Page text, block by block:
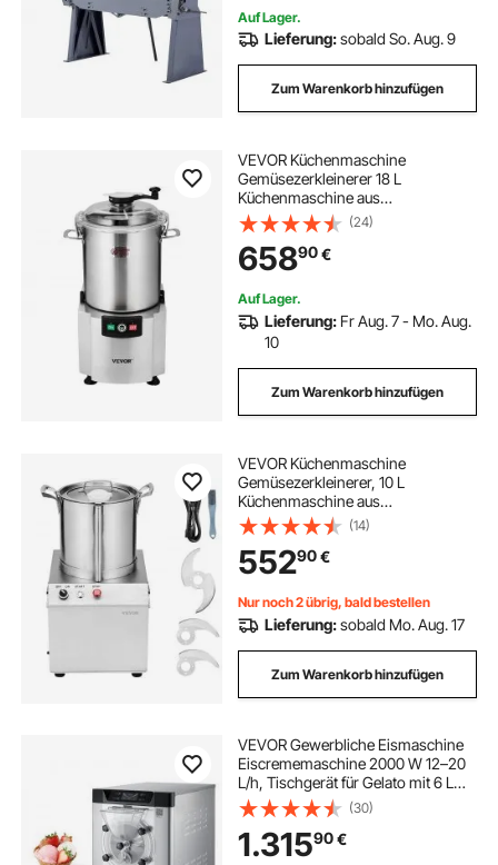
Auf Lager.
Lieferung:sobald So. Aug. 9
Zum Warenkorb hinzufügen
VEVOR Küchenmaschine
Gemüsezerkleinerer 18 L
Küchenmaschine aus
lebensmittelechtem Edelstahl mit S-
förmiger Klinge und Schaber,
multifunktional zum Zerkleinern von
Gemüse Obst Getreide Nüssen
(24)
65890€
Auf Lager.
Lieferung: Fr Aug. 7 - Mo. Aug.
10
Zum Warenkorb hinzufügen
VEVOR Küchenmaschine
Gemüsezerkleinerer, 10 L
Küchenmaschine aus
lebensmittelechtem Edelstahl mit 2
zusätzlichen S-Kurvenklingen,
multifunktional zum Zerkleinern von
Gemüse Obst Getreide Nüssen
(14)
55290€
Nur noch 2 übrig, bald bestellen
Lieferung:sobald Mo. Aug. 17
Zum Warenkorb hinzufügen
VEVOR Gewerbliche Eismaschine
Eiscrememaschine 2000 W 12–20
L/h, Tischgerät für Gelato mit 6 L
Edelstahlbehälter (304) &
Selbstreinigendes LED-Bedienfeld
für Snackbars Restaurants Silber
(30)
1.31590€